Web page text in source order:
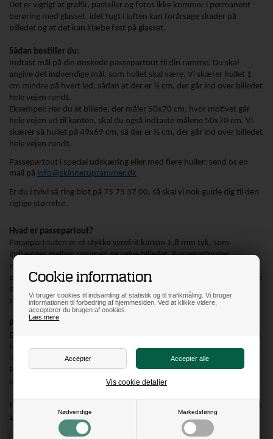
Cookie information
Vi bruger cookies til indsamling af statistik og til trafikmåling. Vi bruger
informationen til forbedring af hjemmesiden. Ved at klikke videre,
accepterer du brugen af cookies.
Læs mere
Nødvendige Markedsføring
Vis cookie detaljer
Det er vigtigt at grafik, pasteller og fotos ikke kommer i permanent
berøring med glasset, idet fugt i luften kan forårsage skader på
billedet og at det kan klæbe fast på glasset.
Sådan bestiller du:
Indtast mål på din ønskede passepartout til din ramme. Du skal
angive det indvendige mål, som hullet skal være. Vi skærer hullet 1
cm mindre på hvert led, sådan at der er ½ cm, der går ind over billedet
hele vejen rundt.
Eksempel: Har du et billede, der måler 50x70 cm, hvor motivet går
hele vejen ud til kanten, skal du også indtaste målene 50x70 cm. Vi
skærer så hullet på 49x69 cm, så der er ½ cm, der går ind over billedet
hele vejen rundt.
Passepartout i special udskæring eller med flere huller: send os en
mail på info@skinneruprammer.dk
Er du i tvivl så ring blot på 75 75 37 00, så skal vi nok guide dig til den
rigtige størrelse.
Hvad er passepartout?
Passepartouten er et stykke syrefrit karton 1,8 mm tyk, som
indlægges mellem rammen og selve billedet. Passepartouten
indeholder derfor ikke glas. Eftersom der skæres et vilkårligt hul i
passepartouten, så vil et eller flere bestemte områder af billedet være
synlige, det kan være en passepartout med flere huller f.eks. 4 huller
så der er plads til 4 forskellige billeder i samme ramme.
Praktisk med en professionel passepartout til din ramme:
En professionel udført passepartout giver en række praktiske fordele.
Normalvis kan fx blanke billeder over tid skabe uhensigtsmæssige
’våde’ effekter, hvis det er i direkte kontakt med glasset.
Passepartouten kan derfor med fordel anvendes som en slags
isolering, da kulde og varme ikke påvirker selve billedet.
Er du i stedet på udkig efter en skifteramme efter mål, kan du se vores
store udvalg af skifterammer